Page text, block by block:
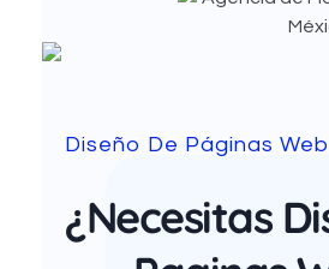
Diseño De Páginas
¿Necesitas